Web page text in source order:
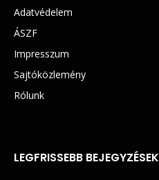
Adatvédelem
ÁSZF
Impresszum
Sajtóközlemény
Rólunk
LEGFRISSEBB BEJEGYZÉSEK